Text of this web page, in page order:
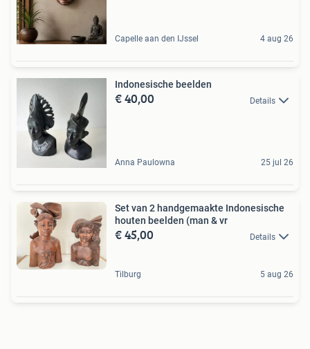
Capelle aan den IJssel 4 aug 26
Indonesische beelden
€ 40,00 Details
Anna Paulowna 25 jul 26
Set van 2 handgemaakte Indonesische
houten beelden (man & vr
€ 45,00 Details
Tilburg 5 aug 26